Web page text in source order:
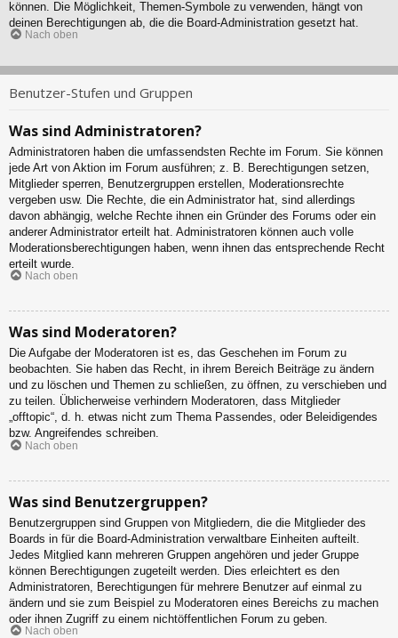
können. Die Möglichkeit, Themen-Symbole zu verwenden, hängt von
deinen Berechtigungen ab, die die Board-Administration gesetzt hat.
Nach oben
Benutzer-Stufen und Gruppen
Was sind Administratoren?
Administratoren haben die umfassendsten Rechte im Forum. Sie können
jede Art von Aktion im Forum ausführen; z. B. Berechtigungen setzen,
Mitglieder sperren, Benutzergruppen erstellen, Moderationsrechte
vergeben usw. Die Rechte, die ein Administrator hat, sind allerdings
davon abhängig, welche Rechte ihnen ein Gründer des Forums oder ein
anderer Administrator erteilt hat. Administratoren können auch volle
Moderationsberechtigungen haben, wenn ihnen das entsprechende Recht
erteilt wurde.
Nach oben
Was sind Moderatoren?
Die Aufgabe der Moderatoren ist es, das Geschehen im Forum zu
beobachten. Sie haben das Recht, in ihrem Bereich Beiträge zu ändern
und zu löschen und Themen zu schließen, zu öffnen, zu verschieben und
zu teilen. Üblicherweise verhindern Moderatoren, dass Mitglieder
„offtopic“, d. h. etwas nicht zum Thema Passendes, oder Beleidigendes
bzw. Angreifendes schreiben.
Nach oben
Was sind Benutzergruppen?
Benutzergruppen sind Gruppen von Mitgliedern, die die Mitglieder des
Boards in für die Board-Administration verwaltbare Einheiten aufteilt.
Jedes Mitglied kann mehreren Gruppen angehören und jeder Gruppe
können Berechtigungen zugeteilt werden. Dies erleichtert es den
Administratoren, Berechtigungen für mehrere Benutzer auf einmal zu
ändern und sie zum Beispiel zu Moderatoren eines Bereichs zu machen
oder ihnen Zugriff zu einem nichtöffentlichen Forum zu geben.
Nach oben